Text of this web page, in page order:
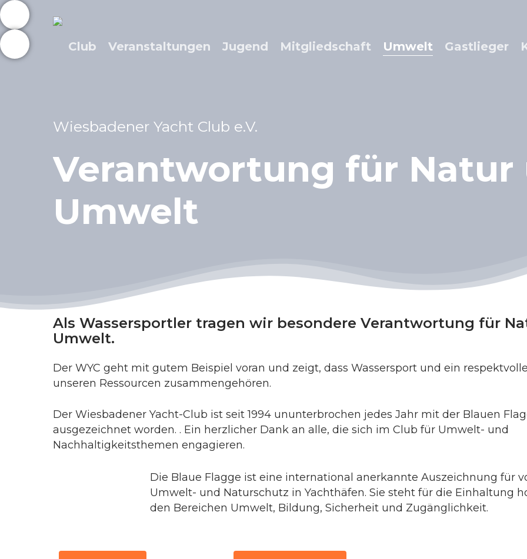
Skip
to
main
content
Club Veranstaltungen Jugend Mitgliedschaft Umwelt Gastlieger
Wiesbadener Yacht Club e.V.
Verantwortung für Natur
Umwelt
Als Wassersportler tragen wir besondere Verantwortung für
Umwelt.
Der WYC geht mit gutem Beispiel voran und zeigt, dass Wassersport und ein
unseren Ressourcen zusammengehören.
Der Wiesbadener Yacht-Club ist seit 1994 ununterbrochen jedes Jahr mit der Blauen
ausgezeichnet worden. . Ein herzlicher Dank an alle, die sich im Club für Umwelt- und
Nachhaltigkeitsthemen engagieren.
Die Blaue Flagge ist eine international anerkannte Auszeichnung für
Umwelt- und Naturschutz in Yachthäfen. Sie steht für die Einhaltung
den Bereichen Umwelt, Bildung, Sicherheit und Zugänglichkeit.